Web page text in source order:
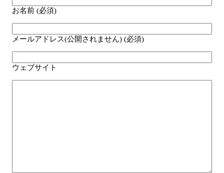
お名前 (必須)
メールアドレス(公開されません) (必須)
ウェブサイト